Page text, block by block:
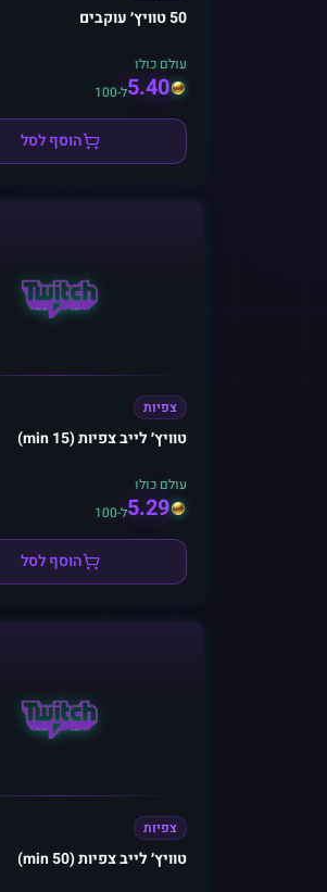
50 טוויץ׳ עוקבים
עולם כולו
5.40ל-100
הוסף לסל
צפיות
טוויץ׳ לייב צפיות (15 min)
עולם כולו
5.29ל-100
הוסף לסל
צפיות
טוויץ׳ לייב צפיות (50 min)